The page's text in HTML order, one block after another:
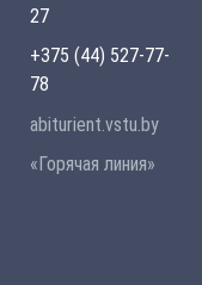
27
+375 (44) 527-77-
78
abiturient.vstu.by
«Горячая линия»